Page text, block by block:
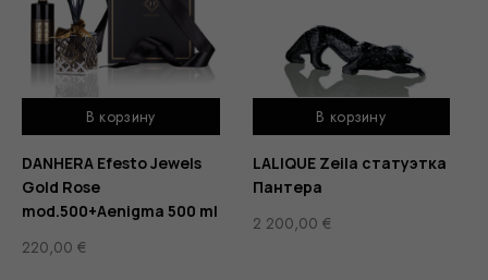
В корзину
DANHERA Efesto Jewels
Gold Rose
mod.500+Aenigma 500 ml
220,00 €
В корзину
LALIQUE Zeila статуэтка
Пантера
2 200,00 €